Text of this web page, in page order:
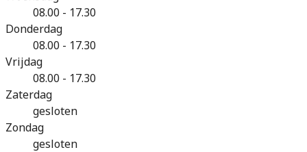
08.00 - 17.30
Donderdag
08.00 - 17.30
Vrijdag
08.00 - 17.30
Zaterdag
gesloten
Zondag
gesloten